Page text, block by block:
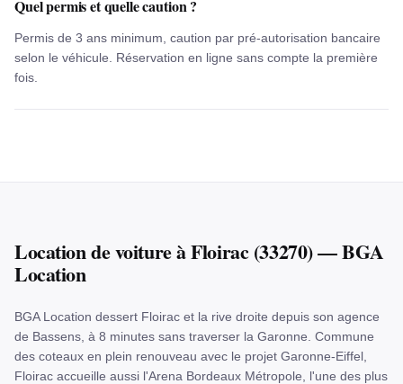
Quel permis et quelle caution ?
Permis de 3 ans minimum, caution par pré-autorisation bancaire
selon le véhicule. Réservation en ligne sans compte la première
fois.
Locationde voitureàFloirac(33270) — BGA
Location
BGA Location dessert Floirac et la rive droite depuis son agence
de Bassens, à 8 minutes sans traverser la Garonne. Commune
des coteaux en plein renouveau avec le projet Garonne-Eiffel,
Floirac accueille aussi l'Arena Bordeaux Métropole, l'une des plus